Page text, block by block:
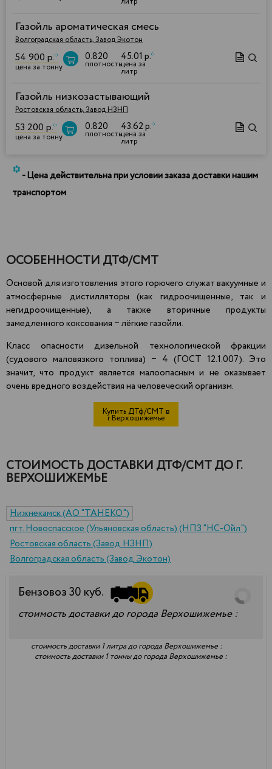
Газойль ароматическая смесь
Волгоградская область, Завод Экотон
54 900 р.*
цена за тонну
0.820
плотность
45.01 р.*
цена за
литр
Газойль низкозастывающий
Ростовская область, Завод НЗНП
53 200 р.*
цена за тонну
0.820
плотность
43.62 р.*
цена за
литр
*- Цена действительна при условии заказа доставки нашим
транспортом
ОСОБЕННОСТИ ДТФ/СМТ
Основой для изготовления этого горючего служат вакуумные и
атмосферные дистилляторы (как гидроочищенные, так и
негидроочищенные), а также вторичные продукты
замедленного коксования − лёгкие газойли.
Класс опасности дизельной технологической фракции
(судового маловязкого топлива) − 4 (ГОСТ 12.1.007). Это
значит, что продукт являетсямалоопасным и не оказывает
очень вредного воздействия на человеческий организм.
Купить ДТф/СМТ в
г.Верхошижемье
СТОИМОСТЬ ДОСТАВКИ ДТФ/СМТ ДО Г.
ВЕРХОШИЖЕМЬЕ
Нижнекамск (АО "ТАНЕКО")
пгт. Новоспасское (Ульяновская область) (НПЗ "НС-Ойл")
Ростовская область (Завод НЗНП)
Волгоградская область (Завод Экотон)
Бензовоз30 куб.
стоимость доставки до города Верхошижемье :
стоимость доставки 1 литра до города Верхошижемье :
стоимость доставки 1 тонны до города Верхошижемье :